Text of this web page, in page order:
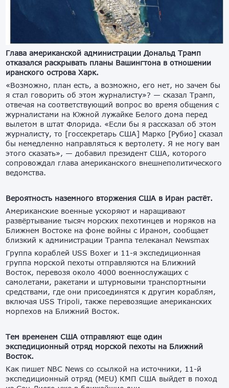
Глава американской администрации Дональд Трамп
отказался раскрывать планы Вашингтона в отношении
иранского острова Харк.
«Возможно, план есть, а возможно, его нет, но зачем бы
я стал говорить об этом журналисту»? — сказал Трамп,
отвечая на соответствующий вопрос во время общения с
журналистами на Южной лужайке Белого дома перед
вылетом в штат Флорида. «Если бы я рассказал об этом
журналисту, то [госсекретарь США] Марко [Рубио] сказал
бы немедленно направляться к вертолету. Я не могу вам
этого сказать», — добавил президент США, которого
сопровождал глава американского внешнеполитического
ведомства.
Вероятность наземного вторжения США в Иран растёт.
Американские военные ускоряют и наращивают
развёртывание тысяч морских пехотинцев и моряков на
Ближнем Востоке на фоне войны с Ираном, сообщает
близкий к администрации Трампа телеканал Newsmax
Группа кораблей USS Boxer и 11-я экспедиционная
группа морской пехоты отправляются на Ближний
Восток, перевозя около 4000 военнослужащих с
самолетами, ракетами и штурмовыми транспортными
средствами, где они присоединятся к другим кораблям,
включая USS Tripoli, также перевозящие американских
морпехов на Ближний Восток.
Тем временем США отправляют еще один
экспедиционный отряд морской пехоты на Ближний
Восток.
Как пишет NBC News со ссылкой на источники, 11-й
экспедиционный отряд (MEU) КМП США выйдет в поход